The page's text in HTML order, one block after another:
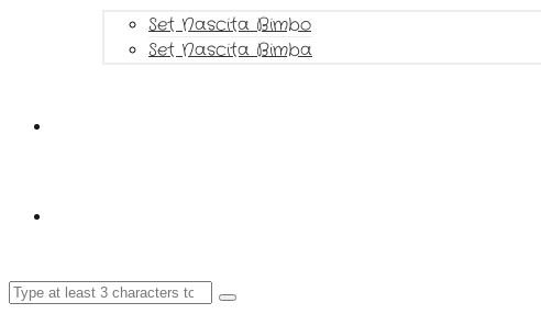
Set Nascita Bimbo
Set Nascita Bimba